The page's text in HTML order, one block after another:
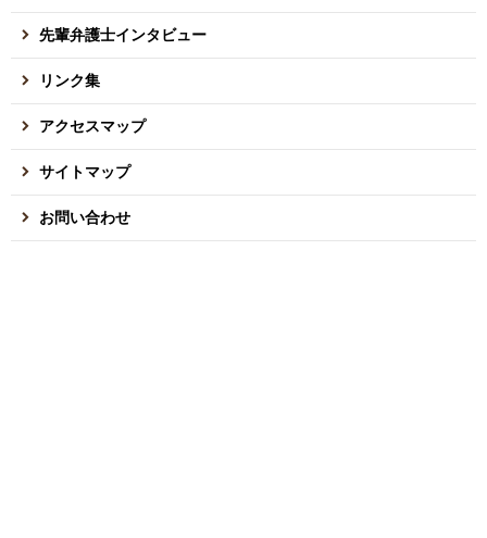
先輩弁護士インタビュー
リンク集
アクセスマップ
サイトマップ
お問い合わせ